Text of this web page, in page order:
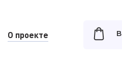
О проекте